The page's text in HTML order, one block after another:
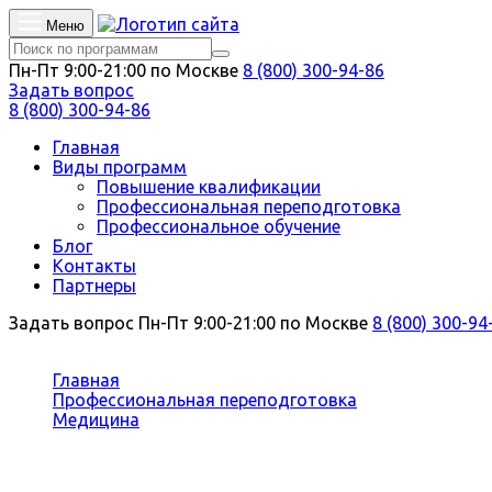
Меню
Пн-Пт 9:00-21:00 по Москве 8 (800) 300-94-86
Задать вопрос
8 (800) 300-94-86
Главная
Виды программ
Повышение квалификации
Профессиональная переподготовка
Профессиональное обучение
Блог
Контакты
Партнеры
Задать вопрос Пн-Пт 9:00-21:00 по Москве 8 (800) 300-
Главная
Профессиональная переподготовка
Медицина